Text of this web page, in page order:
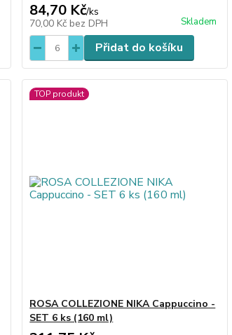
84,70 Kč/ks
70,00 Kč bez DPH Skladem
Přidat do košíku
TOP produkt
ROSA COLLEZIONE NIKA Cappuccino -
SET 6 ks (160 ml)